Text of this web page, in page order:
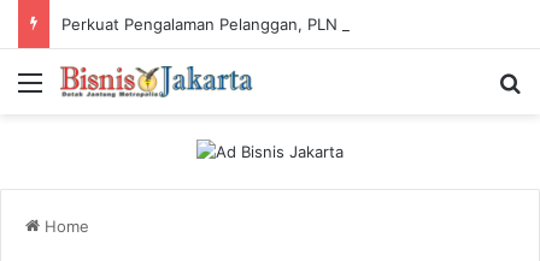
Menu
Home